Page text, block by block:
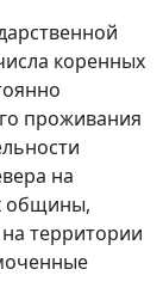
коренных
проживания
на
общины,
территории